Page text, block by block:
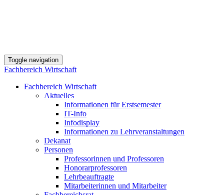
Toggle navigation
Fachbereich Wirtschaft
Fachbereich Wirtschaft
Aktuelles
Informationen für Erstsemester
IT-Info
Infodisplay
Informationen zu Lehrveranstaltungen
Dekanat
Personen
Professorinnen und Professoren
Honorarprofessoren
Lehrbeauftragte
Mitarbeiterinnen und Mitarbeiter